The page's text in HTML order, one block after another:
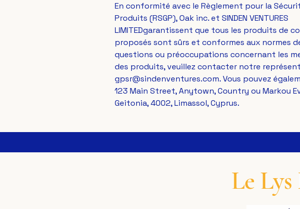
En conformité avec le Règlement pour la
Produits (RSGP), Oak inc. et SINDEN VENTURES
LIMITEDgarantissent que tous les produits de
proposés sont sûrs et conformes aux normes
questions ou préoccupations concernant les
gpsr@sindenventures.com
123 Main Street, Anytown, Country ou Markou
Geitonia, 4002, Limassol, Cyprus.
Le Lys